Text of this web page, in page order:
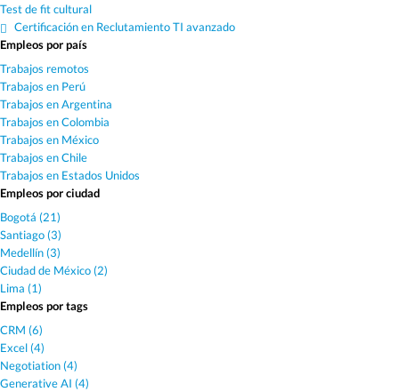
Test de fit cultural
Certificación en Reclutamiento TI avanzado
Empleos por país
Trabajos remotos
Trabajos en Perú
Trabajos en Argentina
Trabajos en Colombia
Trabajos en México
Trabajos en Chile
Trabajos en Estados Unidos
Empleos por ciudad
Bogotá (21)
Santiago (3)
Medellín (3)
Ciudad de México (2)
Lima (1)
Empleos por tags
CRM (6)
Excel (4)
Negotiation (4)
Generative AI (4)